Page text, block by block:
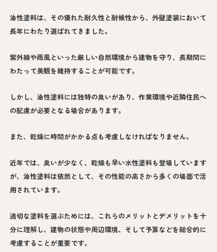
油性塗料は、その優れた耐久性と耐候性から、外壁塗装において
長年にわたり選ばれてきました。
紫外線や雨風といった厳しい自然環境から建物を守り、長期間に
わたって美観を維持することが可能です。
しかし、油性塗料には独特の臭いがあり、作業環境や近隣住民へ
の配慮が必要となる場合があります。
また、乾燥に時間がかかる点も考慮しなければなりません。
近年では、臭いが少なく、乾燥も早い水性塗料も登場しています
が、油性塗料は依然として、その性能の高さから多くの場面で活
用されています。
適切な塗料を選ぶためには、これらのメリットとデメリットを十
分に理解し、建物の状態や周辺環境、そして予算などを総合的に
考慮することが重要です。